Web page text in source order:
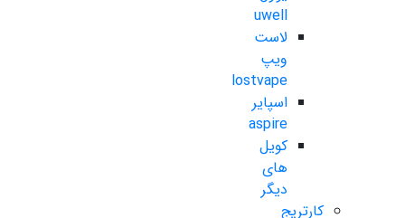
uwell
لاست
ویپ
lostvape
اسپایر
aspire
کویل
های
دیگر
کارتریج